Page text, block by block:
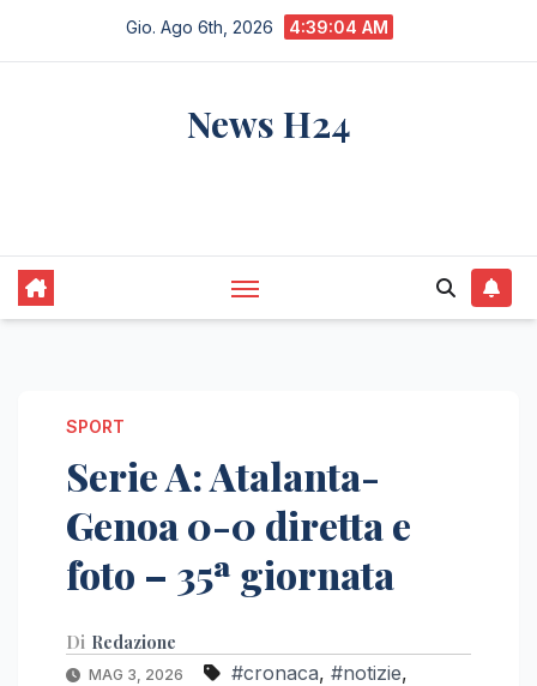
Gio. Ago 6th, 2026 4:39:04 AM
News H24
SPORT
Serie A: Atalanta-
Genoa 0-0 diretta e
foto – 35ª giornata
Di Redazione
MAG 3, 2026 #cronaca, #notizie,